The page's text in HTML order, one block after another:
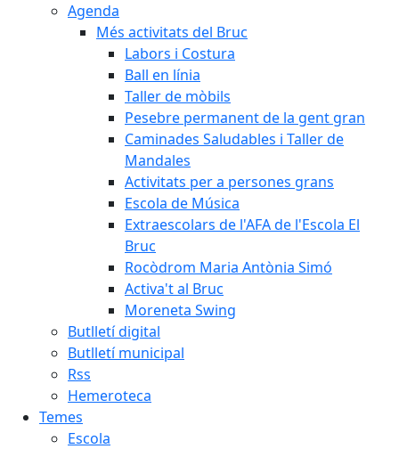
Agenda
Més activitats del Bruc
Labors i Costura
Ball en línia
Taller de mòbils
Pesebre permanent de la gent gran
Caminades Saludables i Taller de
Mandales
Activitats per a persones grans
Escola de Música
Extraescolars de l'AFA de l'Escola El
Bruc
Rocòdrom Maria Antònia Simó
Activa't al Bruc
Moreneta Swing
Butlletí digital
Butlletí municipal
Rss
Hemeroteca
Temes
Escola